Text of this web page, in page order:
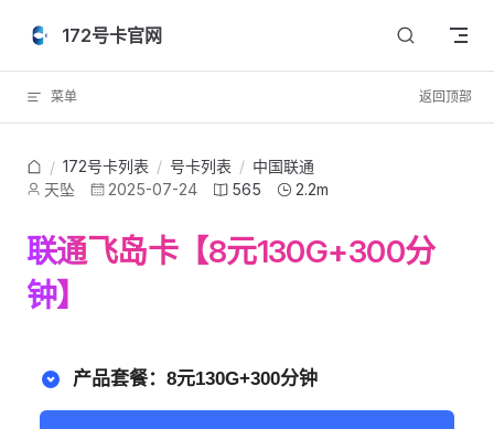
Skip to content
172号卡官网
菜单 返回顶部
/ 172号卡列表 / 号卡列表 / 中国联通
天坠
2025-07-24 565 2.2m
联通飞岛卡【8元130G+300分
钟】
产品套餐：8元130G+300分钟